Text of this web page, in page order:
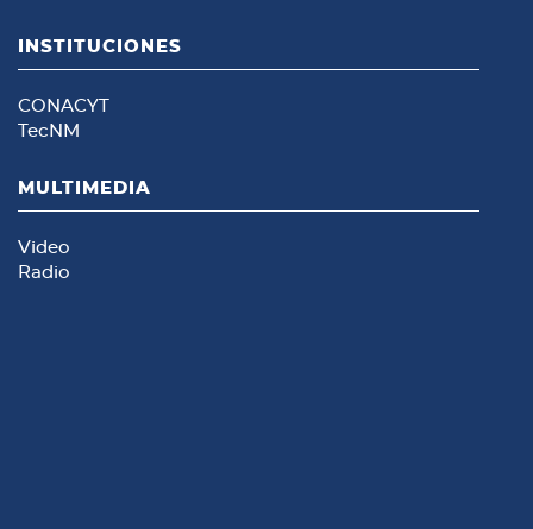
INSTITUCIONES
CONACYT
TecNM
MULTIMEDIA
Video
Radio